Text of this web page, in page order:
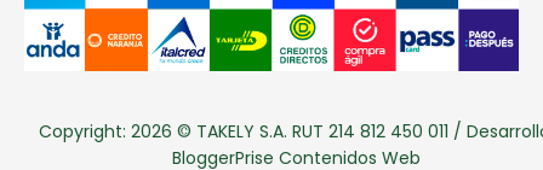
Copyright: 2026 © TAKELY S.A. RUT 214 812 450 011 /
BloggerPrise Contenidos Web